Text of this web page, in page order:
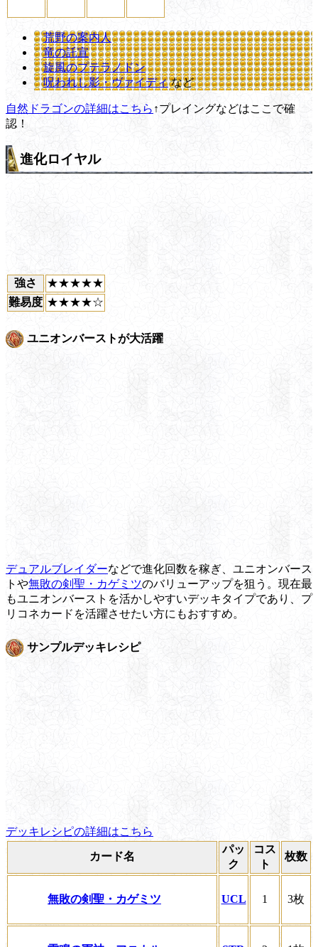
荒野の案内人
竜の託宣
旋風のプテラノドン
呪われし影・ヴァイディなど
自然ドラゴンの詳細はこちら ↑プレイングなどはここで確
認！
進化ロイヤル
強さ
★★★★★
難易度 ★★★★☆
ユニオンバーストが大活躍
デュアルブレイダーなどで進化回数を稼ぎ、ユニオンバース
トや無敗の剣聖・カゲミツのバリューアップを狙う。現在最
もユニオンバーストを活かしやすいデッキタイプであり、プ
リコネカードを活躍させたい方にもおすすめ。
サンプルデッキレシピ
デッキレシピの詳細はこちら
カード名
パッ
ク
コス
ト
枚数
無敗の剣聖・カゲミツ UCL 1 3枚